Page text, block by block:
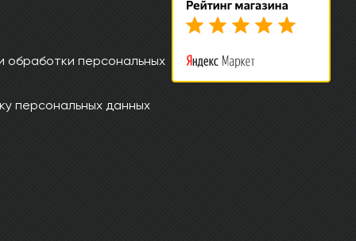
обработки персональных
персональных данных